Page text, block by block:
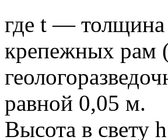
где t — толщина
крепежных рам
равной 0,05 м.
Высота в свету